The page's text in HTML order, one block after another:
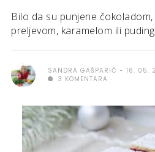
Bilo da su punjene
preljevom, karamelom ili
SANDRA GAŠPARIĆ
16. 05.
3 KOMENTARA